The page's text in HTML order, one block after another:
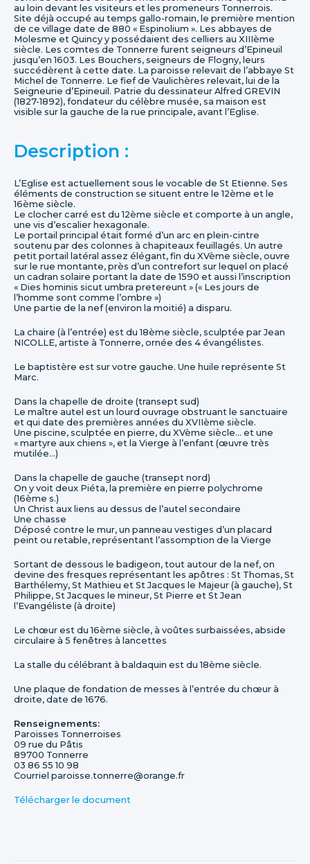
au loin devant les visiteurs et les promeneurs Tonnerrois.
Site déjà occupé au temps gallo-romain, le première mention
de ce village date de 880 « Espinolium ». Les abbayes de
Molesme et Quincy y possédaient des celliers au XIIIème
siècle. Les comtes de Tonnerre furent seigneurs d’Epineuil
jusqu’en 1603. Les Bouchers, seigneurs de Flogny, leurs
succédèrent à cette date. La paroisse relevait de l’abbaye St
Michel de Tonnerre. Le fief de Vaulichères relevait, lui de la
Seigneurie d’Epineuil. Patrie du dessinateur Alfred GREVIN
(1827-1892), fondateur du célèbre musée, sa maison est
visible sur la gauche de la rue principale, avant l’Eglise.
Description :
L’Eglise est actuellement sous le vocable de St Etienne. Ses
éléments de construction se situent entre le 12ème et le
16ème siècle.
Le clocher carré est du 12ème siècle et comporte à un angle,
une vis d’escalier hexagonale.
Le portail principal était formé d’un arc en plein-cintre
soutenu par des colonnes à chapiteaux feuillagés. Un autre
petit portail latéral assez élégant, fin du XVème siècle, ouvre
sur le rue montante, près d’un contrefort sur lequel on placé
un cadran solaire portant la date de 1590 et aussi l’inscription
« Dies hominis sicut umbra pretereunt » (« Les jours de
l’homme sont comme l’ombre »)
Une partie de la nef (environ la moitié) a disparu.
La chaire (à l’entrée) est du 18ème siècle, sculptée par Jean
NICOLLE, artiste à Tonnerre, ornée des 4 évangélistes.
Le baptistère est sur votre gauche. Une huile représente St
Marc.
Dans la chapelle de droite (transept sud)
Le maître autel est un lourd ouvrage obstruant le sanctuaire
et qui date des premières années du XVIIème siècle.
Une piscine, sculptée en pierre, du XVème siècle… et une
« martyre aux chiens », et la Vierge à l’enfant (œuvre très
mutilée…)
Dans la chapelle de gauche (transept nord)
On y voit deux Piéta, la première en pierre polychrome
(16ème s.)
Un Christ aux liens au dessus de l’autel secondaire
Une chasse
Déposé contre le mur, un panneau vestiges d’un placard
peint ou retable, représentant l’assomption de la Vierge
Sortant de dessous le badigeon, tout autour de la nef, on
devine des fresques représentant les apôtres : St Thomas, St
Barthélemy, St Mathieu et St Jacques le Majeur (à gauche), St
Philippe, St Jacques le mineur, St Pierre et St Jean
l’Evangéliste (à droite)
Le chœur est du 16ème siècle, à voûtes surbaissées, abside
circulaire à 5 fenêtres à lancettes
La stalle du célébrant à baldaquin est du 18ème siècle.
Une plaque de fondation de messes à l’entrée du chœur à
droite, date de 1676.
Renseignements:
Paroisses Tonnerroises
09 rue du Pâtis
89700 Tonnerre
03 86 55 10 98
Courriel paroisse.tonnerre@orange.fr
Télécharger le document